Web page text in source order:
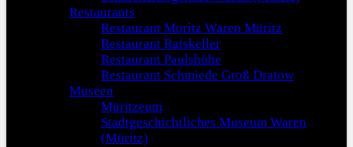
Restaurants
Restaurant Moritz Waren Müritz
Restaurant Ratskeller
Restaurant Paulshöhe
Restaurant Schmiede Groß Dratow
Museen
Müritzeum
Stadtgeschichtliches Museum Waren
(Müritz)